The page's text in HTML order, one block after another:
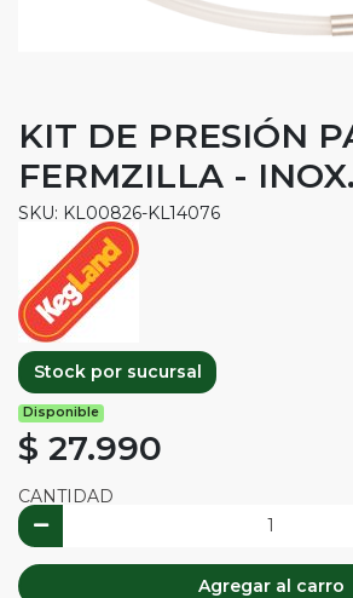
KIT DE PRESIÓN
FERMZILLA - INOX.
SKU: KL00826-KL14076
Stock por sucursal
Disponible
$ 27.990
CANTIDAD
Agregar al carro